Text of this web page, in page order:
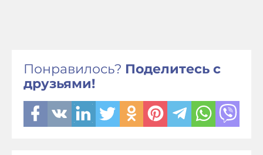
Понравилось? Поделитесь с
друзьями!